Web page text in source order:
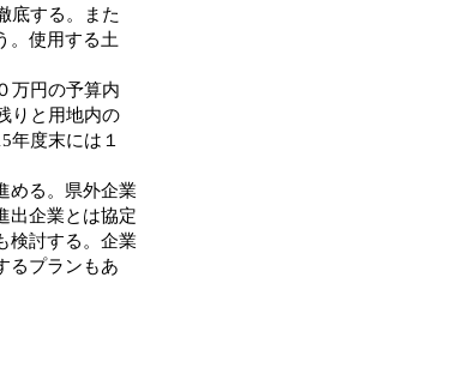
底する。また
。使用する土
万円の予算内
りと用地内の
年度末には１
める。県外企業
出企業とは協定
検討する。企業
るプランもあ